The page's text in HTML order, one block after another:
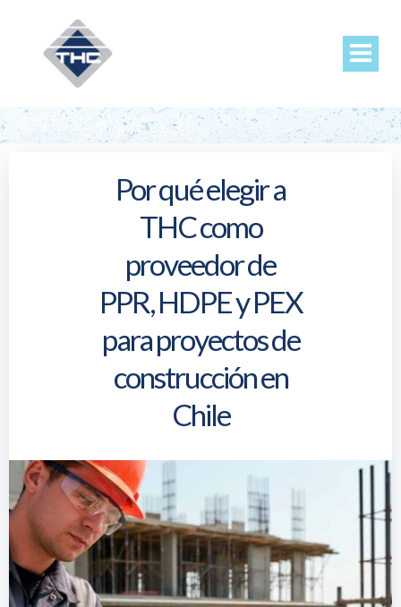
Por qué elegir a
THC como
proveedor de
PPR, HDPE y PEX
para proyectos de
construcción en
Chile